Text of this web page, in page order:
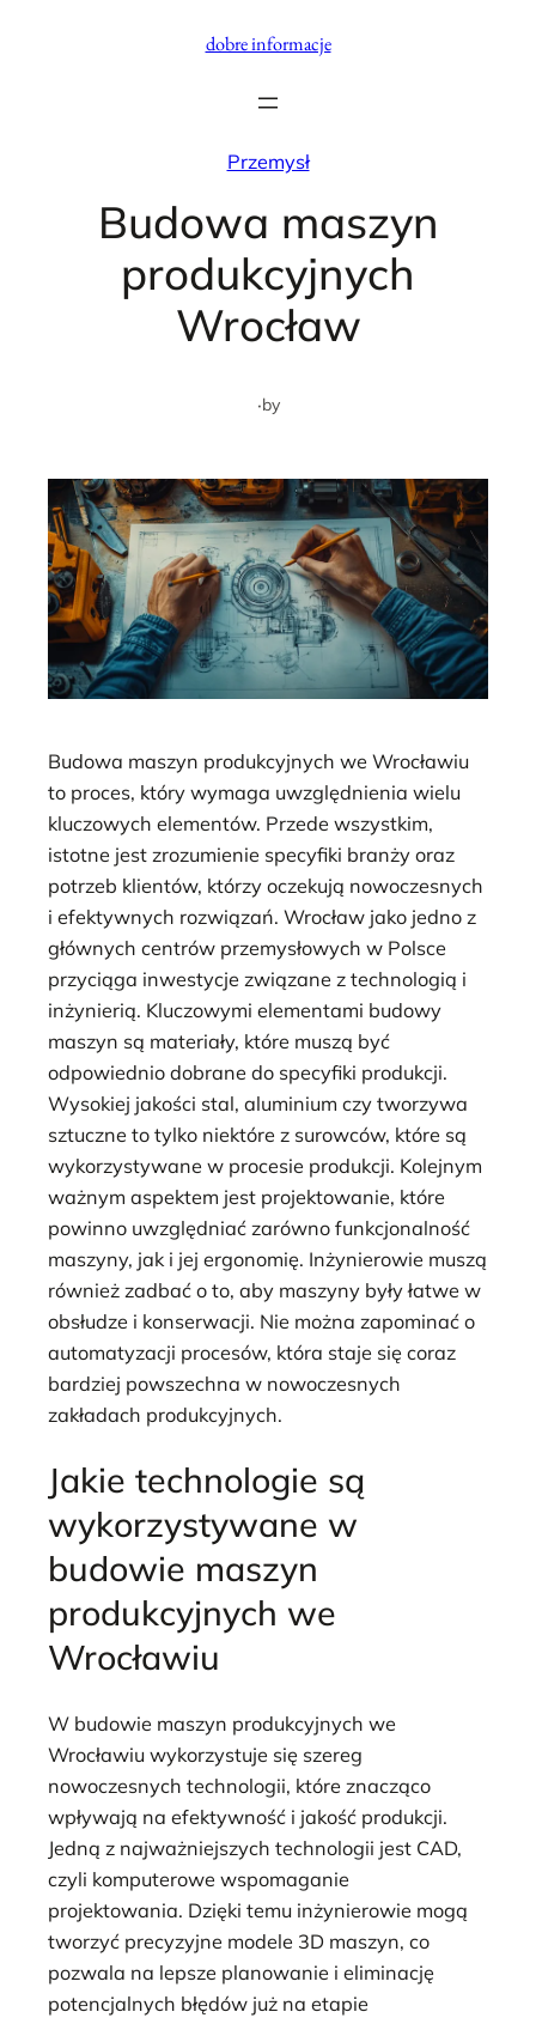
dobre informacje
Przemysł
Budowa maszyn
produkcyjnych
Wrocław
·by
Budowa maszyn produkcyjnych we Wrocławiu
to proces, który wymaga uwzględnienia wielu
kluczowych elementów. Przede wszystkim,
istotne jest zrozumienie specyfiki branży oraz
potrzeb klientów, którzy oczekują nowoczesnych
i efektywnych rozwiązań. Wrocław jako jedno z
głównych centrów przemysłowych w Polsce
przyciąga inwestycje związane z technologią i
inżynierią. Kluczowymi elementami budowy
maszyn są materiały, które muszą być
odpowiednio dobrane do specyfiki produkcji.
Wysokiej jakości stal, aluminium czy tworzywa
sztuczne to tylko niektóre z surowców, które są
wykorzystywane w procesie produkcji. Kolejnym
ważnym aspektem jest projektowanie, które
powinno uwzględniać zarówno funkcjonalność
maszyny, jak i jej ergonomię. Inżynierowie muszą
również zadbać o to, aby maszyny były łatwe w
obsłudze i konserwacji. Nie można zapominać o
automatyzacji procesów, która staje się coraz
bardziej powszechna w nowoczesnych
zakładach produkcyjnych.
Jakie technologie są
wykorzystywane w
budowie maszyn
produkcyjnych we
Wrocławiu
W budowie maszyn produkcyjnych we
Wrocławiu wykorzystuje się szereg
nowoczesnych technologii, które znacząco
wpływają na efektywność i jakość produkcji.
Jedną z najważniejszych technologii jest CAD,
czyli komputerowe wspomaganie
projektowania. Dzięki temu inżynierowie mogą
tworzyć precyzyjne modele 3D maszyn, co
pozwala na lepsze planowanie i eliminację
potencjalnych błędów już na etapie